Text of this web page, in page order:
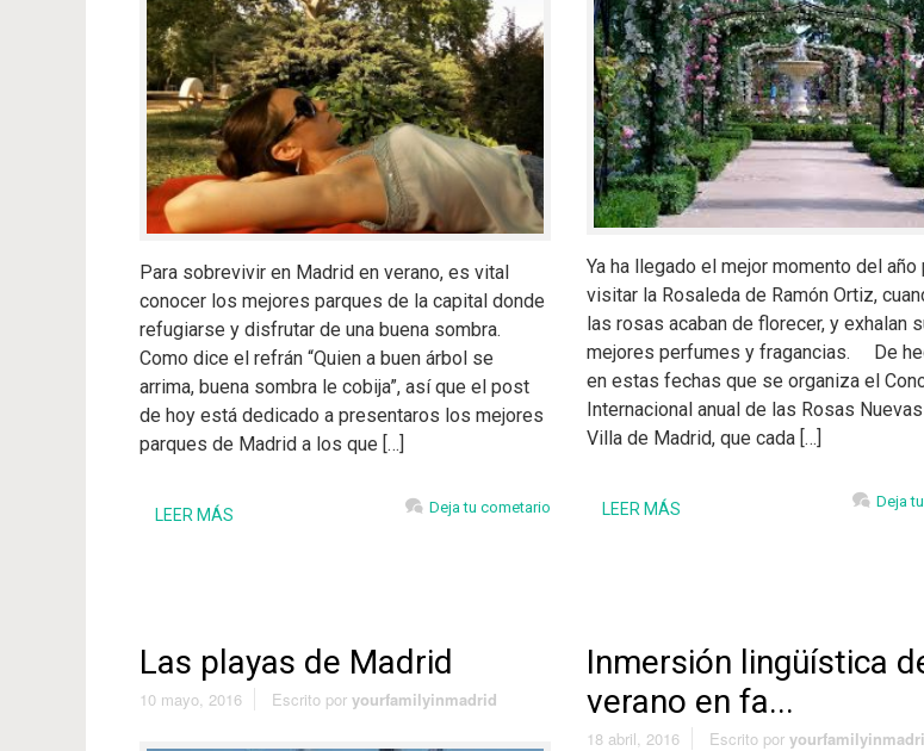
Para sobrevivir en Madrid en verano, es vital
conocer los mejores parques de la capital donde
refugiarse y disfrutar de una buena sombra.
Como dice el refrán “Quien a buen árbol se
arrima, buena sombra le cobija”, así que el post
de hoy está dedicado a presentaros los mejores
parques de Madrid a los que […]
LEER MÁS Deja tu cometario
Ya ha llegado el mejor momento del año
visitar la Rosaleda de Ramón Ortiz,
las rosas acaban de florecer, y exhalan
mejores perfumes y fragancias. De
en estas fechas que se organiza el
Internacional anual de las Rosas
Villa de Madrid, que cada […]
LEER MÁS Deja
Las playas de Madrid
10 mayo, 2016 Escrito por yourfamilyinmadrid
Inmersión lingüística
verano en fa...
18 abril, 2016 Escrito por